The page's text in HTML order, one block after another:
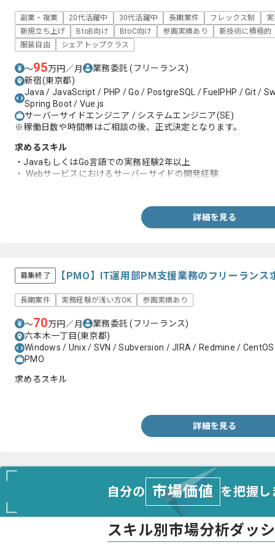
副業・複業 20代活躍中 30代活躍中 長期案件 フレックス制
新規立ち上げ
BtoB向け BtoC向け 参画実績あり
新技術に積極的
服装自由
シェアトップクラス
〜95万円／月 業務委託(フリーランス)
新宿(東京都)
Java / JavaScript / PHP / Go / PostgreSQL / FuelPHP / Git /
Spring Boot / Vue.js
サーバーサイドエンジニア / システムエンジニア(SE)
※稼働日数や時間帯はご相談の後、正式決定となります。
求めるスキル
・JavaもしくはGo言語での実務経験2年以上
・ Webサービスにおけるサーバーサイドの開発経験
詳細を見る
募集終了 【PMO】IT運用部PM支援業務のフリーランス
長期案件 実務経験が浅い方OK 参画実績あり
〜70万円／月 業務委託(フリーランス)
六本木一丁目(東京都)
Windows / Unix / SVN / Subversion / JIRA / Redmine / CentOS
PMO
求めるスキル
詳細を見る
自分の 市場価値 を把握
スキル別市場分析ダッ